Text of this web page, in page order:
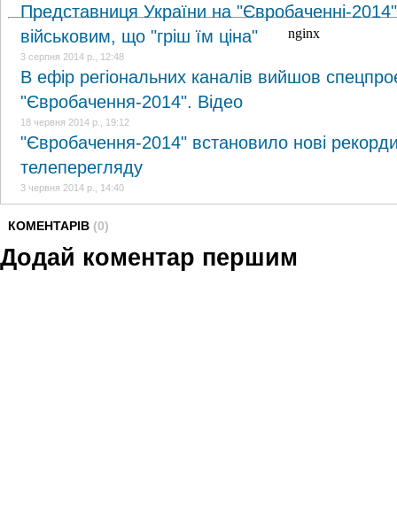
Представниця України на "Євробаченні-
військовим, що "гріш їм ціна"
3 серпня 2014 р., 12:48
В ефір регіональних каналів вийшов
"Євробачення-2014". Відео
18 червня 2014 р., 19:12
"Євробачення-2014" встановило нові
телеперегляду
3 червня 2014 р., 14:40
КОМЕНТАРІВ (0)
Додай коментар першим